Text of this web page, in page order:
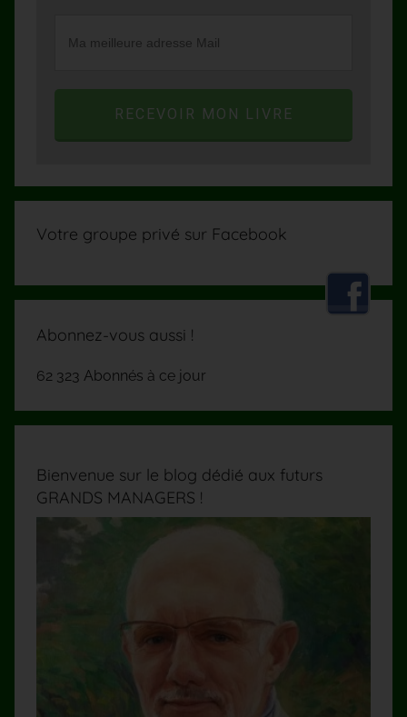
RECEVOIR MON LIVRE
Votre groupe privé sur Facebook
Abonnez-vous aussi !
62 323 Abonnés à ce jour
Bienvenue sur le blog dédié aux futurs
GRANDS MANAGERS !